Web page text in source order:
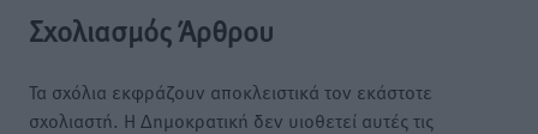
Σχολιασμός Άρθρου
Τα σχόλια εκφράζουν αποκλειστικά τον εκάστοτε
σχολιαστή. Η Δημοκρατική δεν υιοθετεί αυτές τις